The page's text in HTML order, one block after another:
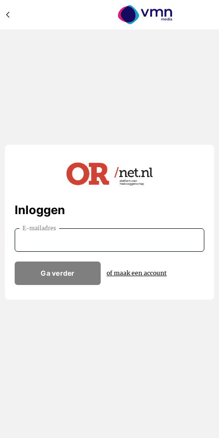
Inloggen
E-mailadres
Ga verder of maak een account